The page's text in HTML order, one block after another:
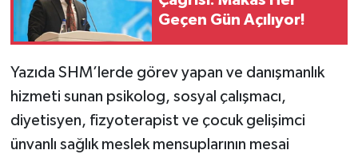
Geçen Gün Açılıyor!
Yazıda SHM’lerde görev yapan ve danışmanlık
hizmeti sunan psikolog, sosyal çalışmacı,
diyetisyen, fizyoterapist ve çocuk gelişimci
ünvanlı sağlık meslek mensuplarının mesai